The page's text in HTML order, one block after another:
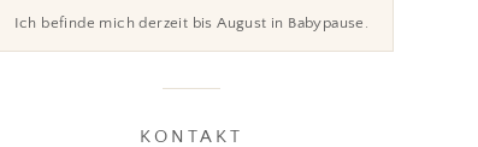
Ich befinde mich derzeit bis August in Babypause.
KONTAKT